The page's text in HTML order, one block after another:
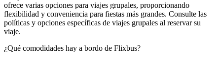
ofrece varias opciones para viajes grupales, proporcionando
flexibilidad y conveniencia para fiestas más grandes. Consulte las
políticas y opciones específicas de viajes grupales al reservar su
viaje.
¿Qué comodidades hay a bordo de Flixbus?